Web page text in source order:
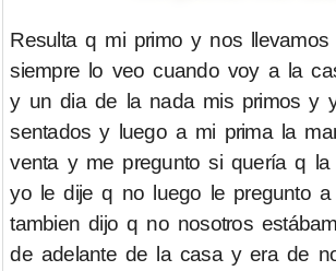
Resulta q mi primo y nos llevamos
siempre lo veo cuando voy a la
y un dia de la nada mis primos y
sentados y luego a mi prima la
venta y me pregunto si quería q
yo le dije q no luego le pregunto a
tambien dijo q no nosotros
de adelante de la casa y era de